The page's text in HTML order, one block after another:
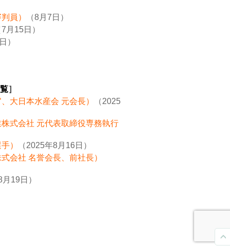
員）
（8月7日）
月15日）
）
］
大日本水産会 元会長）
（2025
式会社 元代表取締役専務執行
）
（2025年8月16日）
会社 名誉会長、前社長）
19日）